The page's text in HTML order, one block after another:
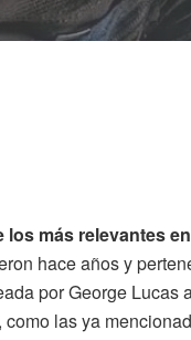
más relevantes
hace años y
por George Lucas
las ya